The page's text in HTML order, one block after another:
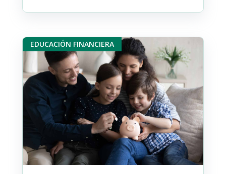
EDUCACIÓN FINANCIERA